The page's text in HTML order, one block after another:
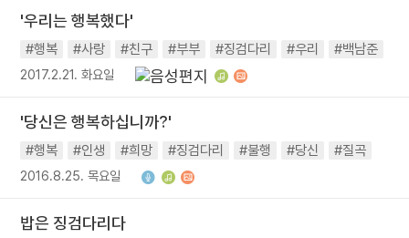
'우리는 행복했다'
#행복 #사랑 #친구 #부부 #징검다리 #우리 #백남준
2017.2.21. 화요일
'당신은 행복하십니까?'
#행복 #인생 #희망 #징검다리 #불행 #당신 #질곡
2016.8.25. 목요일
밥은 징검다리다